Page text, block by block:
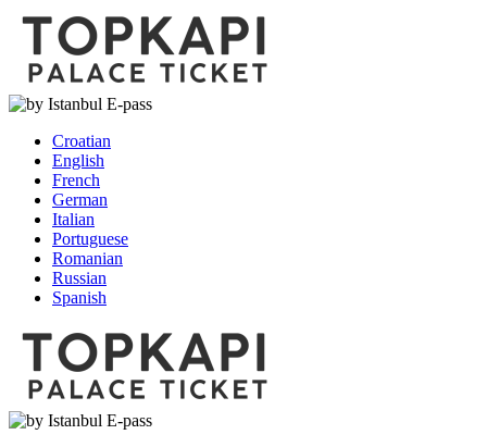
Croatian
English
French
German
Italian
Portuguese
Romanian
Russian
Spanish